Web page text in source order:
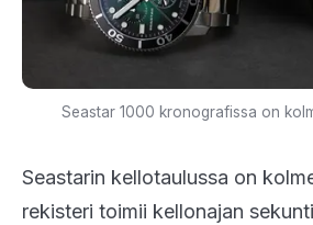
Seastar 1000 kronografissa on
Seastarin kellotaulussa on
rekisteri toimii kellonajan